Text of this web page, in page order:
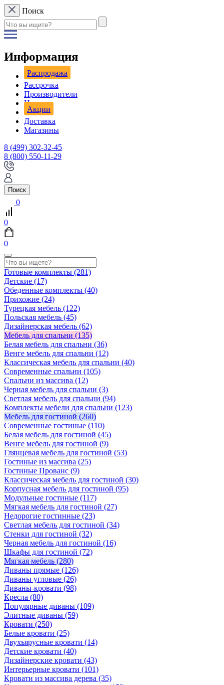
Поиск
Информация
Распродажа
Рассрочка
Производители
Новости
Акции
Доставка
Магазины
8 (499) 302-32-45
8 (800) 550-11-29
Поиск
0
0
0
Готовые комплекты (281)
Детские (17)
Обеденные комплекты (40)
Прихожие (24)
Турецкая мебель (122)
Польская мебель (45)
Дизайнерская мебель (62)
Мебель для спальни (135)
Белая мебель для спальни (36)
Венге мебель для спальни (12)
Классическая мебель для спальни (40)
Современные спальни (105)
Спальни из массива (12)
Черная мебель для спальни (3)
Светлая мебель для спальни (94)
Комплекты мебели для спальни (123)
Мебель для гостиной (260)
Современные гостиные (110)
Белая мебель для гостиной (45)
Венге мебель для гостиной (9)
Глянцевая мебель для гостиной (53)
Гостиные из массива (25)
Гостиные Прованс (9)
Классическая мебель для гостиной (30)
Корпусная мебель для гостиной (95)
Модульные гостиные (117)
Мягкая мебель для гостиной (27)
Недорогие гостинные (23)
Светлая мебель для гостиной (34)
Стенки для гостиной (32)
Черная мебель для гостиной (16)
Шкафы для гостиной (72)
Мягкая мебель (280)
Диваны прямые (126)
Диваны угловые (26)
Диваны-кровати (98)
Кресла (80)
Популярные диваны (109)
Элитные диваны (59)
Кровати (250)
Белые кровати (25)
Двухъярусные кровати (14)
Детские кровати (40)
Дизайнерские кровати (43)
Интерьерные кровати (101)
Кровати из массива дерева (35)